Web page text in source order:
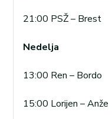
21:00 PSŽ – Brest
Nedelja
13:00 Ren – Bordo
15:00 Lorijen – Anže